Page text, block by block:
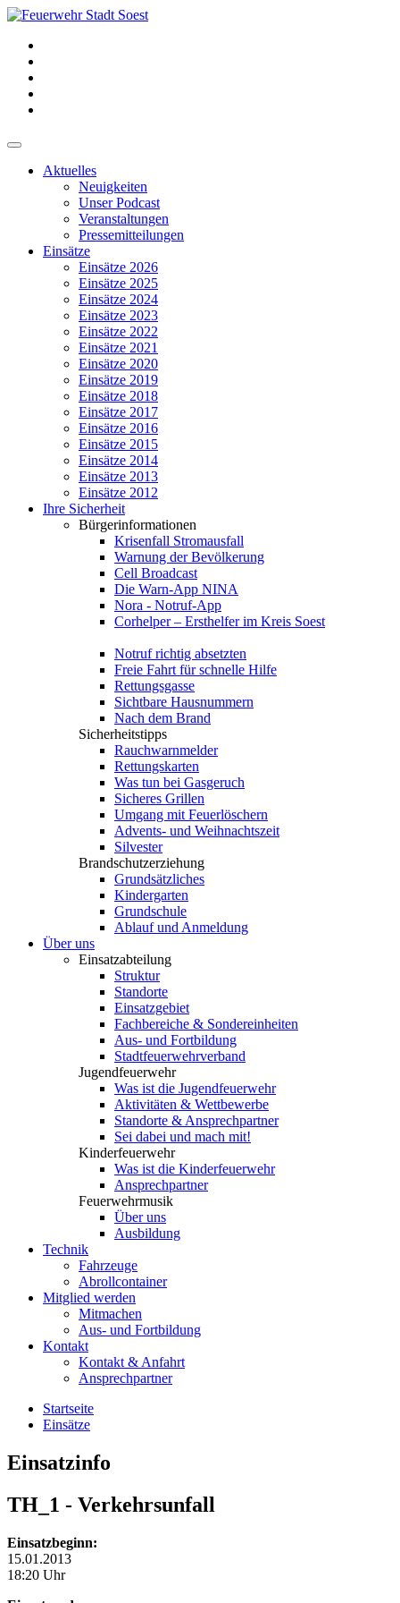
Aktuelles
Neuigkeiten
Unser Podcast
Veranstaltungen
Pressemitteilungen
Einsätze
Einsätze 2026
Einsätze 2025
Einsätze 2024
Einsätze 2023
Einsätze 2022
Einsätze 2021
Einsätze 2020
Einsätze 2019
Einsätze 2018
Einsätze 2017
Einsätze 2016
Einsätze 2015
Einsätze 2014
Einsätze 2013
Einsätze 2012
Ihre Sicherheit
Bürgerinformationen
Krisenfall Stromausfall
Warnung der Bevölkerung
Cell Broadcast
Die Warn-App NINA
Nora - Notruf-App
Corhelper – Ersthelfer im Kreis Soest
Notruf richtig absetzten
Freie Fahrt für schnelle Hilfe
Rettungsgasse
Sichtbare Hausnummern
Nach dem Brand
Sicherheitstipps
Rauchwarnmelder
Rettungskarten
Was tun bei Gasgeruch
Sicheres Grillen
Umgang mit Feuerlöschern
Advents- und Weihnachtszeit
Silvester
Brandschutzerziehung
Grundsätzliches
Kindergarten
Grundschule
Ablauf und Anmeldung
Über uns
Einsatzabteilung
Struktur
Standorte
Einsatzgebiet
Fachbereiche & Sondereinheiten
Aus- und Fortbildung
Stadtfeuerwehrverband
Jugendfeuerwehr
Was ist die Jugendfeuerwehr
Aktivitäten & Wettbewerbe
Standorte & Ansprechpartner
Sei dabei und mach mit!
Kinderfeuerwehr
Was ist die Kinderfeuerwehr
Ansprechpartner
Feuerwehrmusik
Über uns
Ausbildung
Technik
Fahrzeuge
Abrollcontainer
Mitglied werden
Mitmachen
Aus- und Fortbildung
Kontakt
Kontakt & Anfahrt
Ansprechpartner
Startseite
Einsätze
Einsatzinfo
TH_1 - Verkehrsunfall
Einsatzbeginn:
15.01.2013
18:20 Uhr